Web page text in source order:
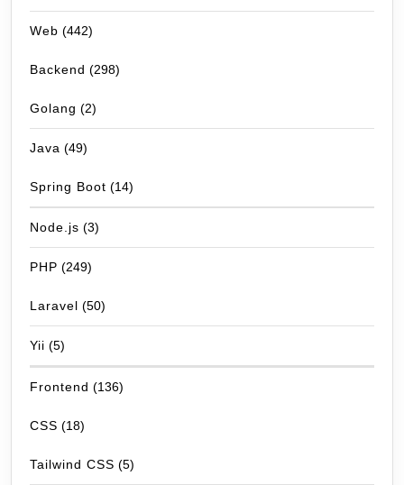
Web (442)
Backend (298)
Golang (2)
Java (49)
Spring Boot (14)
Node.js (3)
PHP (249)
Laravel (50)
Yii (5)
Frontend (136)
CSS (18)
Tailwind CSS (5)